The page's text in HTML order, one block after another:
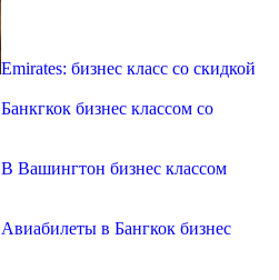
Emirates: бизнес класс со скидкой
Банкгкок бизнес классом со
В Вашингтон бизнес классом
Авиабилеты в Бангкок бизнес